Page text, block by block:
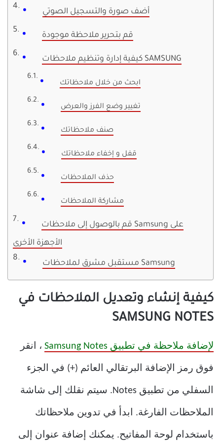
أضف صورة والتسجيل الصوتي
قم بتحرير ملاحظة موجودة
كيفية إدارة وتنظيم ملاحظات SAMSUNG
ابحث من خلال ملاحظاتك
تغيير وضع الفرز والعرض
صنف ملاحظاتك
قفل و إخفاء ملاحظاتك
حذف الملاحظات
مشاركة الملاحظات
قم بالوصول إلى ملاحظات Samsung على
الأجهزة الأخرى
مستقبل مشرق لملاحظات Samsung
كيفية إنشاء وتعديل الملاحظات في
SAMSUNG NOTES
لإضافة ملاحظة في تطبيق Samsung Notes ، انقر
فوق رمز الإضافة البرتقالي العائم (+) في الجزء
السفلي من تطبيق Notes. سيتم نقلك إلى شاشة
الملاحظات الفارغة. ابدأ في تدوين ملاحظاتك
باستخدام لوحة المفاتيح. يمكنك إضافة عنوان إلى